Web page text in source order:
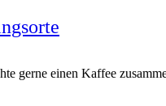
gerne einen Kaffee